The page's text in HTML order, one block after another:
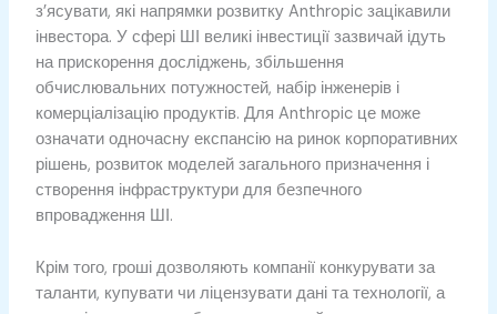
з’ясувати, які напрямки розвитку Anthropic зацікавили
інвестора. У сфері ШІ великі інвестиції зазвичай ідуть
на прискорення досліджень, збільшення
обчислювальних потужностей, набір інженерів і
комерціалізацію продуктів. Для Anthropic це може
означати одночасну експансію на ринок корпоративних
рішень, розвиток моделей загального призначення і
створення інфраструктури для безпечного
впровадження ШІ.
Крім того, гроші дозволяють компанії конкурувати за
таланти, купувати чи ліцензувати дані та технології, а